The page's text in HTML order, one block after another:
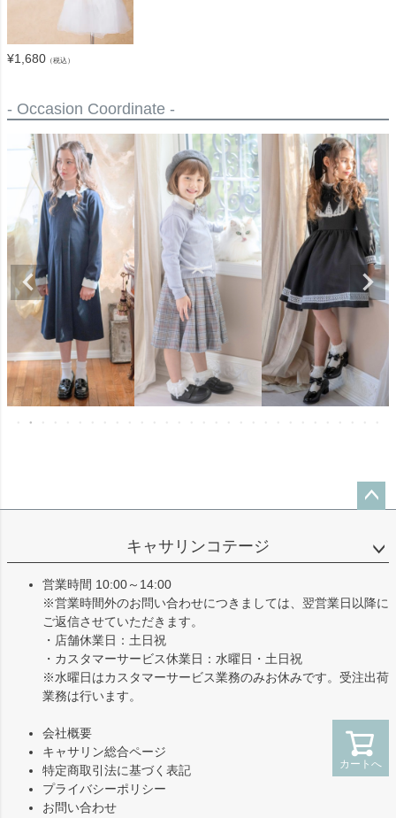
カートへ
¥1,680 （税込）
- Occasion Coordinate -
ップ
キャサリンコテージ
営業時間 10:00～14:00
※営業時間外のお問い合わせにつきましては、翌営業日以降に
ご返信させていただきます。
・店舗休業日：土日祝
・カスタマーサービス休業日：水曜日・土日祝
※水曜日はカスタマーサービス業務のみお休みです。受注出荷
業務は行います。
会社概要
キャサリン総合ページ
特定商取引法に基づく表記
プライバシーポリシー
お問い合わせ